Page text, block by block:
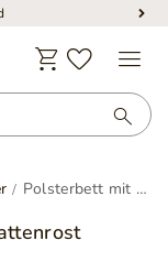
Polsterbett mit Bettkasten und Lattenrost 160x200 Lago Grau